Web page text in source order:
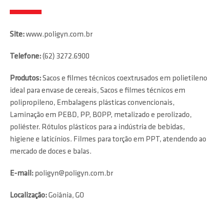
Site:www.poligyn.com.br
Telefone:(62) 3272.6900
Produtos:Sacos e filmes técnicos coextrusados em polietileno
ideal para envase de cereais, Sacos e filmes técnicos em
polipropileno, Embalagens plásticas convencionais,
Laminação em PEBD, PP, BOPP, metalizado e perolizado,
poliéster. Rótulos plásticos para a indústria de bebidas,
higiene e laticínios. Filmes para torção em PPT, atendendo ao
mercado de doces e balas.
E-mail: poligyn@poligyn.com.br
Localização:Goiânia, GO